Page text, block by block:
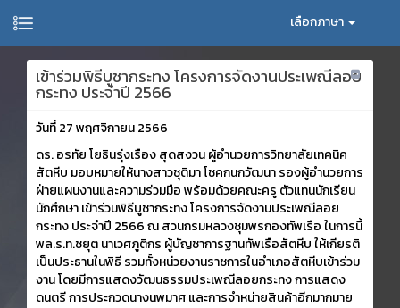
เลือกภาษา
เข้าร่วมพิธีบูชากระทง โครงการจัดงานประเพณีลอย
กระทง ประจำปี 2566
วันที่ 27 พฤศจิกายน 2566
ดร. อรทัย โยธินรุ่งเรือง สุดสงวน ผู้อำนวยการวิทยาลัยเทคนิค
สัตหีบ มอบหมายให้นางสาวชุติมา โชคกนกวัฒนา รองผู้อำนวยการ
ฝ่ายแผนงานและความร่วมมือ พร้อมด้วยคณะครู ตัวแทนนักเรียน
นักศึกษา เข้าร่วมพิธีบูชากระทง โครงการจัดงานประเพณีลอย
กระทง ประจำปี 2566 ณ สวนกรมหลวงชุมพรกองทัพเรือ ในการนี้
พล.ร.ท.ชยุต นาเวศภูติกร ผู้บัญชาการฐานทัพเรือสัตหีบ ให้เกียรติ
เป็นประธานในพิธี รวมทั้งหน่วยงานราชการในอำเภอสัตหีบเข้าร่วม
งาน โดยมีการแสดงวัฒนธรรมประเพณีลอยกระทง การแสดง
ดนตรี การประกวดนางนพมาศ และการจำหน่ายสินค้าอีกมากมาย